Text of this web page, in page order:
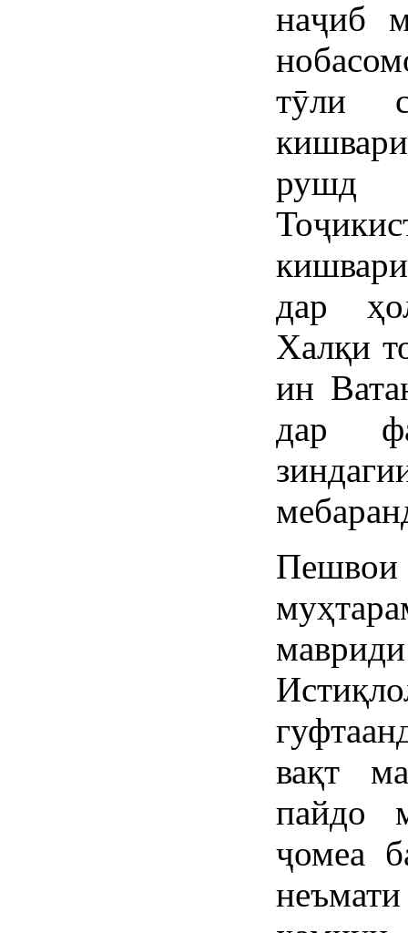
наҷиб
тӯли
дар
Халқи
ин
дар
вақт
пайдо
ҷомеа